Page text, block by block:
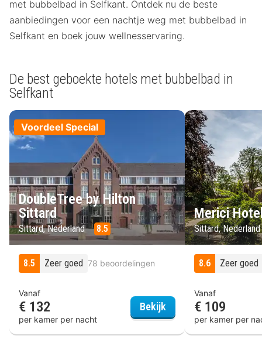
met bubbelbad in Selfkant. Ontdek nu de beste
aanbiedingen voor een nachtje weg met bubbelbad in
Selfkant en boek jouw wellnesservaring.
De best geboekte hotels met bubbelbad in
Selfkant
Voordeel Special
DoubleTree by Hilton
Sittard
Sittard, Nederland 8.5
8.5 Zeer goed 78 beoordelingen
Vanaf
€ 132
per kamer per nacht
Bekijk DoubleTree by Hilton
Merici
Sittard, Nederland
8.6 Zeer goed
Vanaf
€ 109
per kamer per